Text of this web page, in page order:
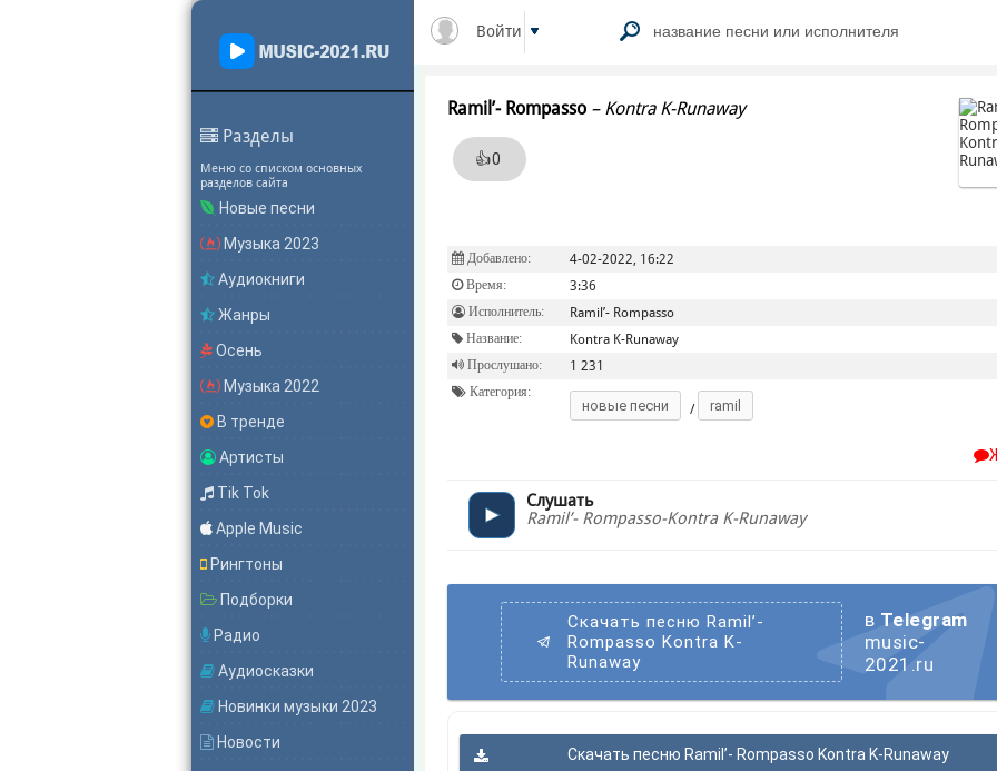
Разделы
Меню со списком основных
разделов сайта
Новые песни
Музыка 2023
Аудиокниги
Жанры
Осень
Музыка 2022
В тренде
Артисты
Tik Tok
Apple Music
Рингтоны
Подборки
Радио
Аудиосказки
Новинки музыки 2023
Новости
Войти
Ramil’- Rompasso – Kontra K-Runaway
👍0
Добавлено: 4-02-2022, 16:22
Время: 3:36
Исполнитель: Ramil’- Rompasso
Название: Kontra K-Runaway
Прослушано: 1 231
Категория:
новые песни / ramil
Слушать
Ramil’- Rompasso-Kontra K-Runaway
Скачать песню Ramil’-
Rompasso Kontra K-
Runaway
в Telegram
music-
2021.ru
Скачать песню Ramil’- Rompasso Kontra K-Runaway